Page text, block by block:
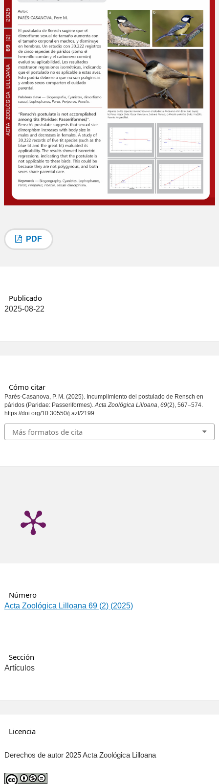
PDF
Publicado
2025-08-22
Cómo citar
Parés-Casanova, P. M. (2025). Incumplimiento del postulado de Rensch en
páridos (Paridae: Passeriformes). Acta Zoológica Lilloana 69(2), 567–574.
https://doi.org/10.30550/j.azl/2199
Más formatos de cita
Número
Acta Zoológica Lilloana 69 (2) (2025)
Sección
Artículos
Licencia
Derechos de autor 2025 Acta Zoológica Lilloana